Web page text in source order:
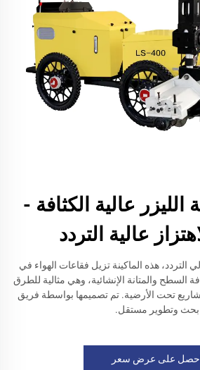
الليزر عالية الكثافة -
عالية التردد
التردد، هذه الماكينة تزيل فقاعات الهواء في
السطح والمتانة الإنشائية، وهي مثالية للطرق
تحت الأرضية. تم تصميمها بواسطة فريق
بحث وتطوير مستقل.
على عرض سعر